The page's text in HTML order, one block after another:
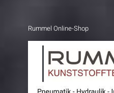
Rummel Online-Shop